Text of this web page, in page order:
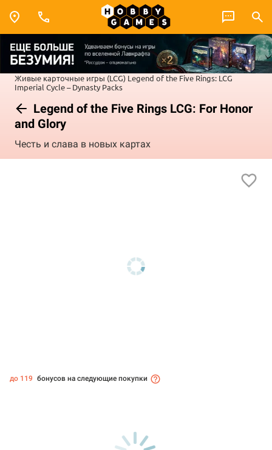
Живые карточные игры (LCG) Legend of the Five Rings: LCG
Imperial Cycle – Dynasty Packs
Legend of the Five Rings LCG: For Honor
and Glory
Честь и слава в новых картах
до 119 бонусов на следующие покупки